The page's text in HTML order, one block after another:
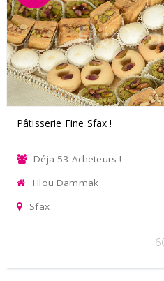
Pâtisserie Fine Sfax !
Déja 53 Acheteurs !
Hlou Dammak
Sfax